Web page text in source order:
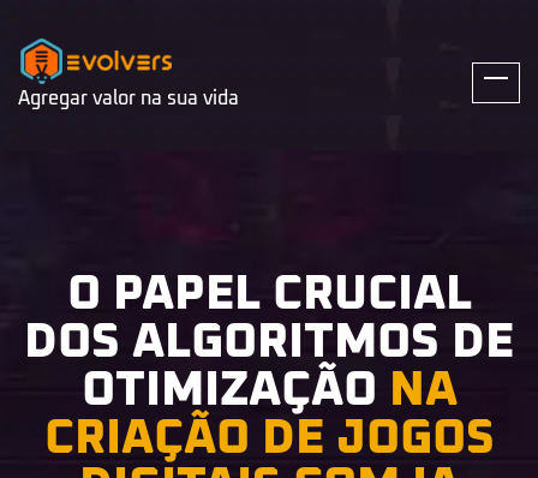
Agregar valor na sua vida
O PAPEL CRUCIAL
DOS ALGORITMOS DE
OTIMIZAÇÃO NA
CRIAÇÃO DE JOGOS